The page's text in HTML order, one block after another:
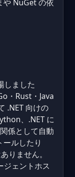
や NuGet の依
しました
・Rust・Java
.NET 向けの
、.NET に
係として自動
ルしたり
りません。
ジェントホス